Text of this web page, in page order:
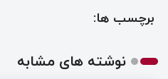
برچسب ها:
نوشته های مشابه